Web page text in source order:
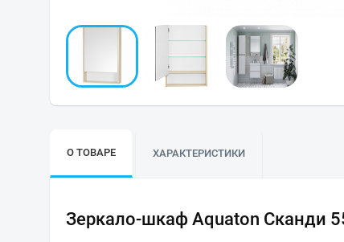
О ТОВАРЕ ХАРАКТЕРИСТИКИ
Зеркало-шкаф Aquaton Сканди